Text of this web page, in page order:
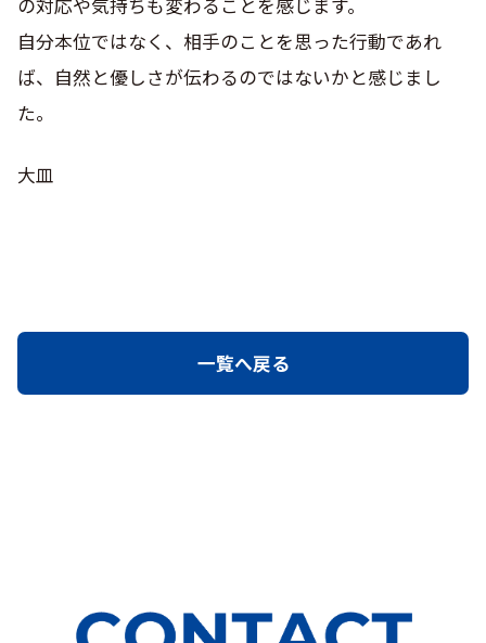
自分本位ではなく、相手のことを思った行動であれ
ば、自然と優しさが伝わるのではないかと感じまし
た。
大皿
一覧へ戻る